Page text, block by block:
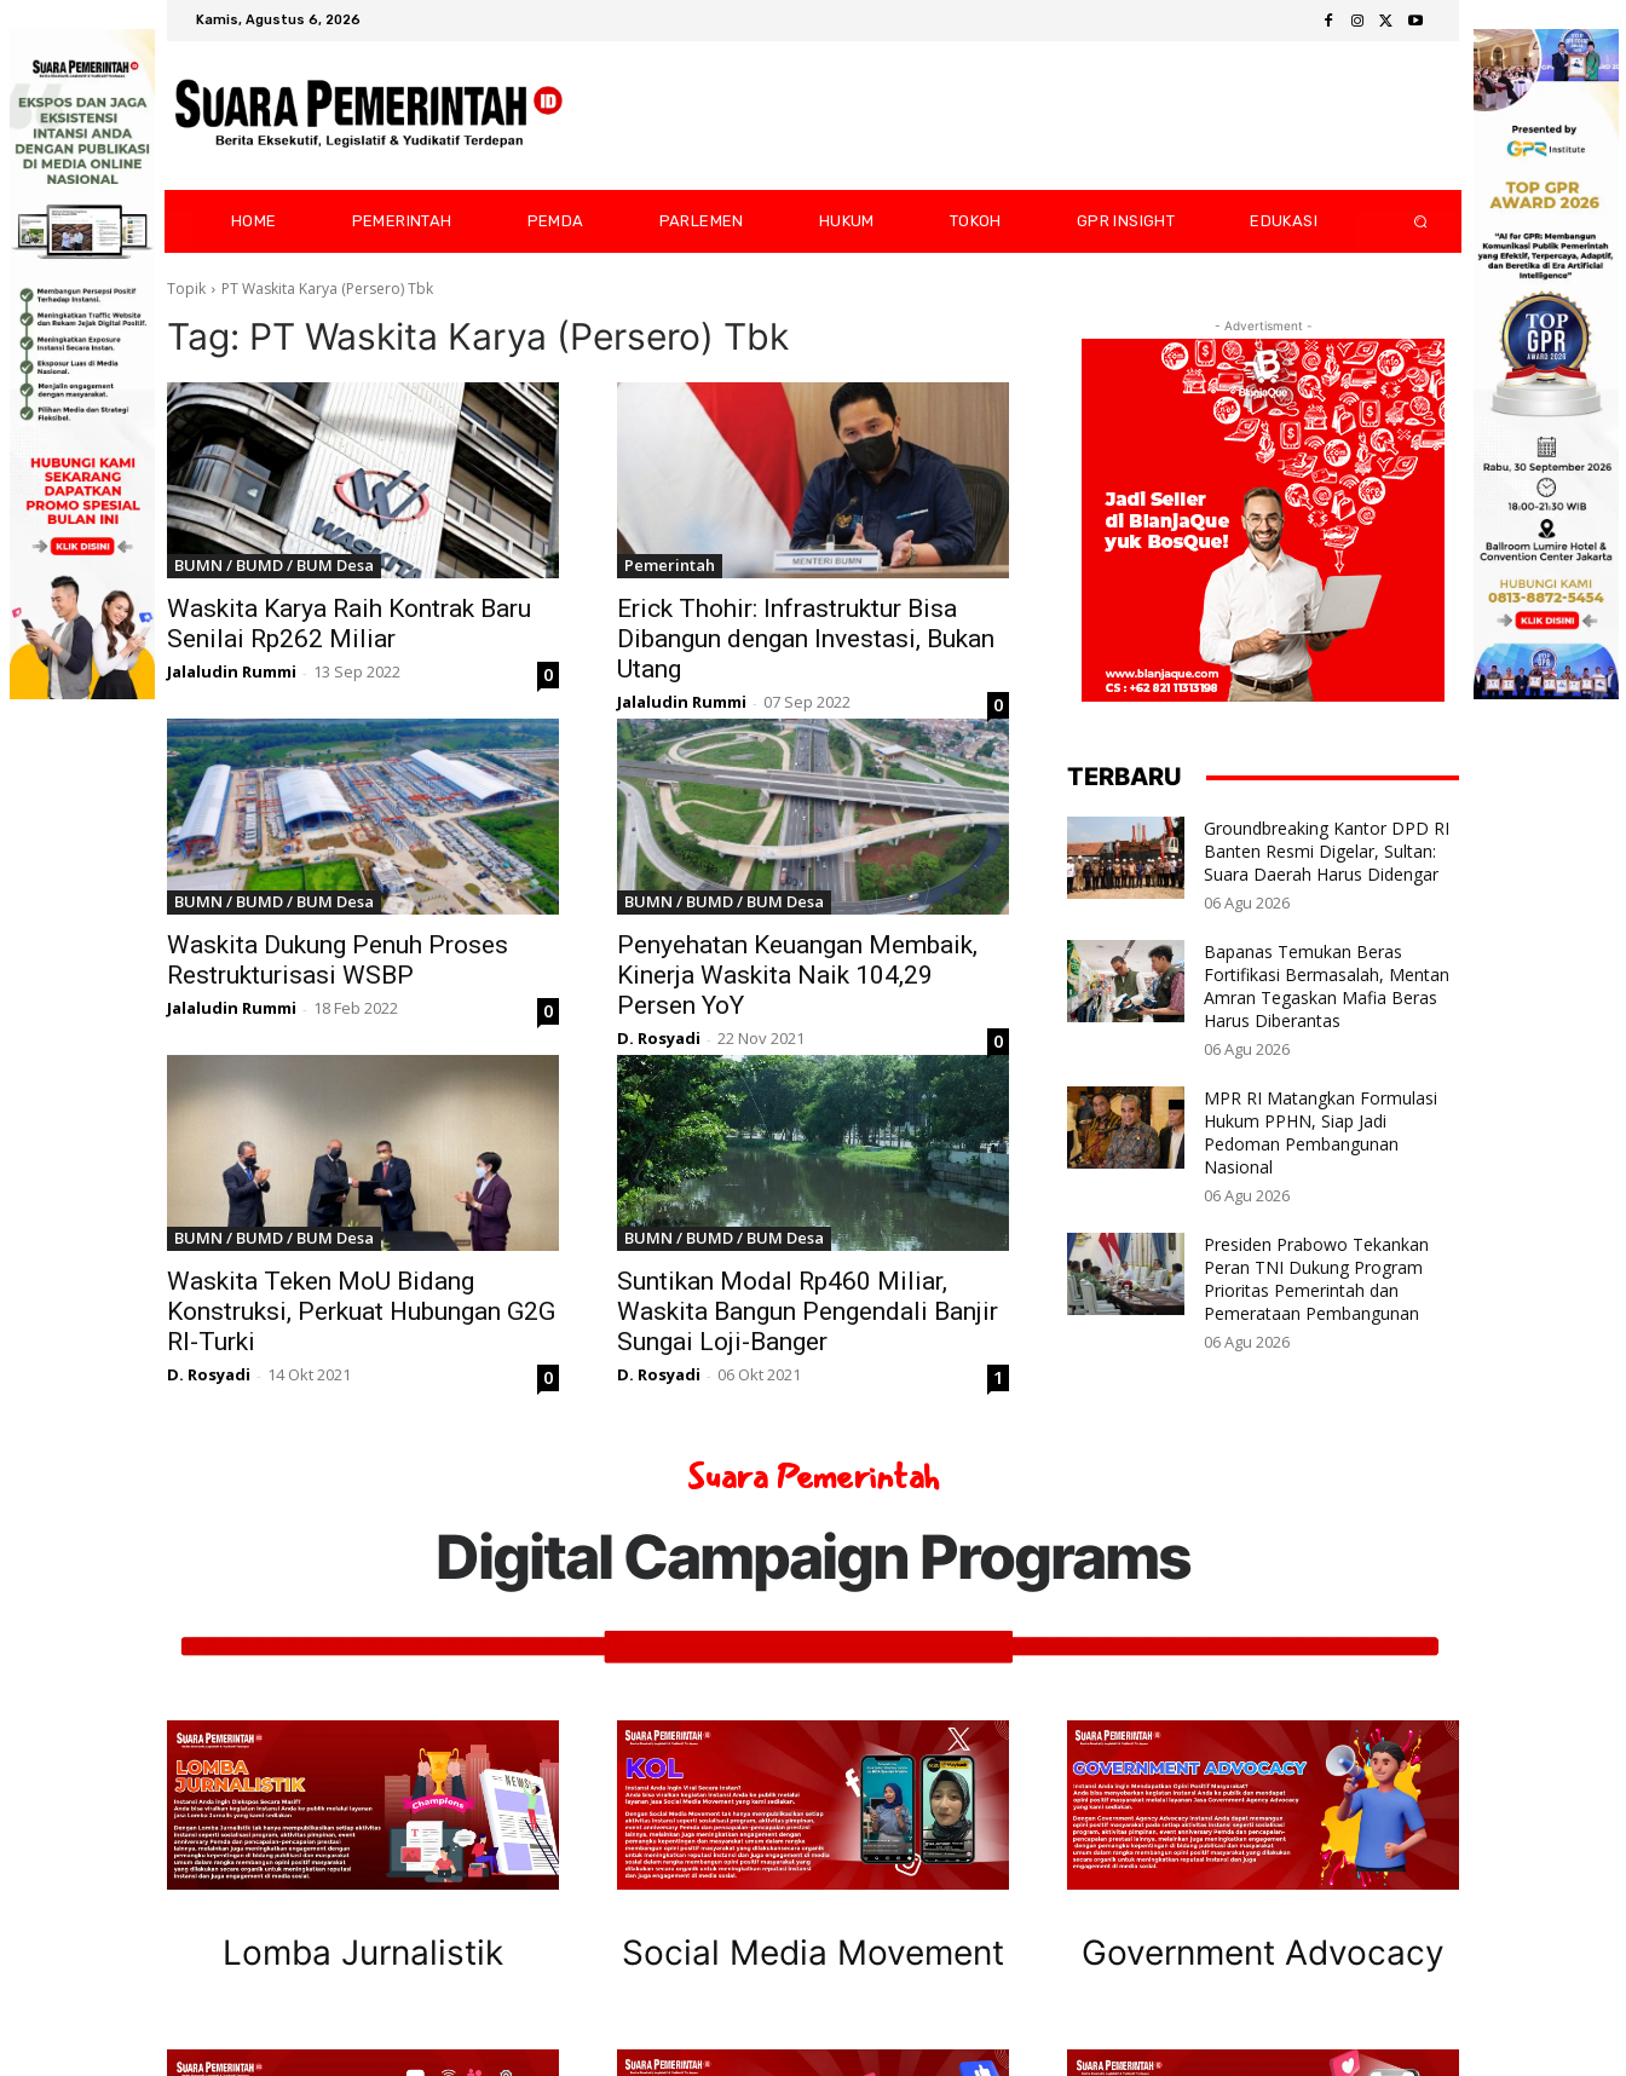
Kamis, Agustus 6, 2026
HOME PEMERINTAH PEMDA PARLEMEN HUKUM TOKOH GPR INSIGHT EDUKASI
Topik PT Waskita Karya (Persero) Tbk
Tag: PT Waskita Karya (Persero) Tbk
BUMN / BUMD / BUM Desa
Waskita Karya Raih Kontrak Baru
Senilai Rp262 Miliar
Jalaludin Rummi - 13 Sep 2022 0
Pemerintah
Erick Thohir: Infrastruktur Bisa
Dibangun dengan Investasi, Bukan
Utang
Jalaludin Rummi - 07 Sep 2022 0
BUMN / BUMD / BUM Desa
Waskita Dukung Penuh Proses
Restrukturisasi WSBP
Jalaludin Rummi - 18 Feb 2022 0
BUMN / BUMD / BUM Desa
Penyehatan Keuangan Membaik,
Kinerja Waskita Naik 104,29
Persen YoY
D. Rosyadi - 22 Nov 2021 0
BUMN / BUMD / BUM Desa
Waskita Teken MoU Bidang
Konstruksi, Perkuat Hubungan G2G
RI-Turki
D. Rosyadi - 14 Okt 2021 0
BUMN / BUMD / BUM Desa
Suntikan Modal Rp460 Miliar,
Waskita Bangun Pengendali Banjir
Sungai Loji-Banger
D. Rosyadi - 06 Okt 2021 1
- Advertisment -
TERBARU
Groundbreaking Kantor DPD RI
Banten Resmi Digelar, Sultan:
Suara Daerah Harus Didengar
06 Agu 2026
Bapanas Temukan Beras
Fortifikasi Bermasalah, Mentan
Amran Tegaskan Mafia Beras
Harus Diberantas
06 Agu 2026
MPR RI Matangkan Formulasi
Hukum PPHN, Siap Jadi
Pedoman Pembangunan
Nasional
06 Agu 2026
Presiden Prabowo Tekankan
Peran TNI Dukung Program
Prioritas Pemerintah dan
Pemerataan Pembangunan
06 Agu 2026
Suara Pemerintah
Digital Campaign Programs
Lomba Jurnalistik Social Media Movement Government Advocacy